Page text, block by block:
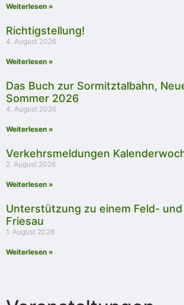
Weiterlesen »
Richtigstellung!
4. August 2026
Weiterlesen »
Das Buch zur Sormitztalbahn,
Sommer 2026
4. August 2026
Weiterlesen »
Verkehrsmeldungen
2. August 2026
Weiterlesen »
Unterstützung zu einem Feld-
Friesau
1. August 2026
Weiterlesen »